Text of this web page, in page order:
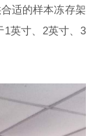
适的样本冻存架
1英寸、2英寸、3